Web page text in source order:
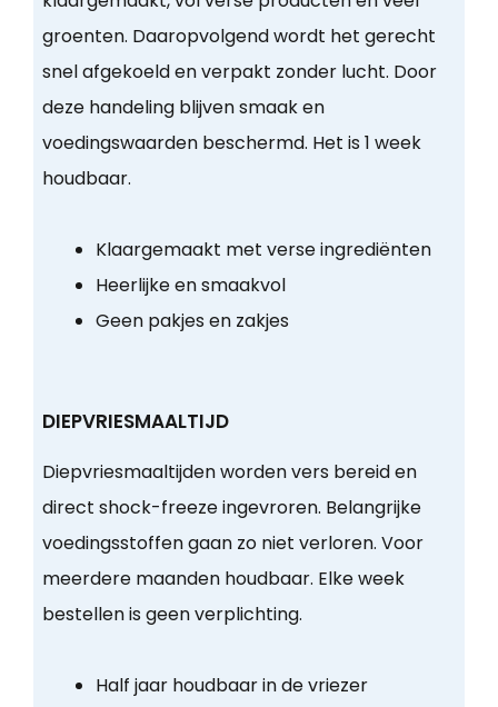
groenten. Daaropvolgend wordt het gerecht
snel afgekoeld en verpakt zonder lucht. Door
deze handeling blijven smaak en
voedingswaarden beschermd. Het is 1 week
houdbaar.
Klaargemaakt met verse ingrediënten
Heerlijke en smaakvol
Geen pakjes en zakjes
DIEPVRIESMAALTIJD
Diepvriesmaaltijden worden vers bereid en
direct shock-freeze ingevroren. Belangrijke
voedingsstoffen gaan zo niet verloren. Voor
meerdere maanden houdbaar. Elke week
bestellen is geen verplichting.
Half jaar houdbaar in de vriezer